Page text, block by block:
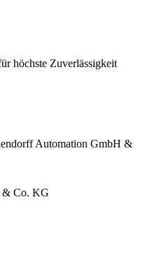
höchste Zuverlässigkeit
& Co. KG